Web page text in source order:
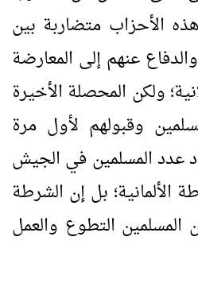
الأحزاب متضاربة بين
عنهم إلى المعارضة
ولكن المحصلة الأخيرة
وقبولهم لأول مرة
عدد المسلمين في الجيش
الألمانية؛ بل إن الشرطة
التطوع والعمل